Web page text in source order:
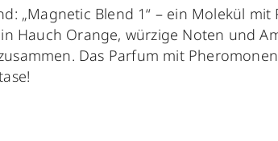
„Magnetic Blend 1“ – ein Molekül
Hauch Orange, würzige Noten und
Das Parfum mit